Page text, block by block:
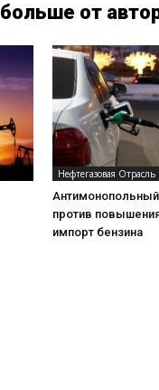
больше от
Нефтегазовая Отрасль
против
импорт бензина